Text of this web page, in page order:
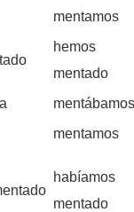
mentamos
hemos
mentado
mentamos
habíamos
mentado